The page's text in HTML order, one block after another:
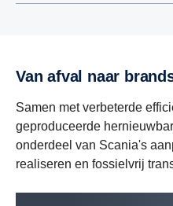
Van afval naar
Samen met verbeterde
geproduceerde
onderdeel van Scania's
realiseren en fossielvrij